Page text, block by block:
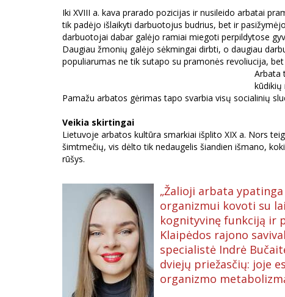
Iki XVIII a. kava prarado pozicijas ir nusileido arbatai
tik padėjo išlaikyti darbuotojus budrius, bet ir
darbuotojai dabar galėjo ramiai miegoti perpildytose
Daugiau žmonių galėjo sėkmingai dirbti, o daugiau
populiarumas ne tik sutapo su pramonės revoliucija,
Arbata
kūdikių
Pamažu arbatos gėrimas tapo svarbia visų socialinių
Veikia skirtingai
Lietuvoje arbatos kultūra smarkiai išplito XIX a. Nors
šimtmečių, vis dėlto tik nedaugelis šiandien išmano,
rūšys.
„Žalioji arbata
organizmui kovoti su
kognityvinę funkciją ir
Klaipėdos rajono
specialistė Indrė
dviejų priežasčių: joje
organizmo